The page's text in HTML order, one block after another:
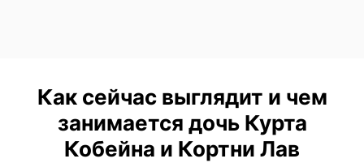
Как сейчас выглядит и чем
занимается дочь Курта
Кобейна и Кортни Лав